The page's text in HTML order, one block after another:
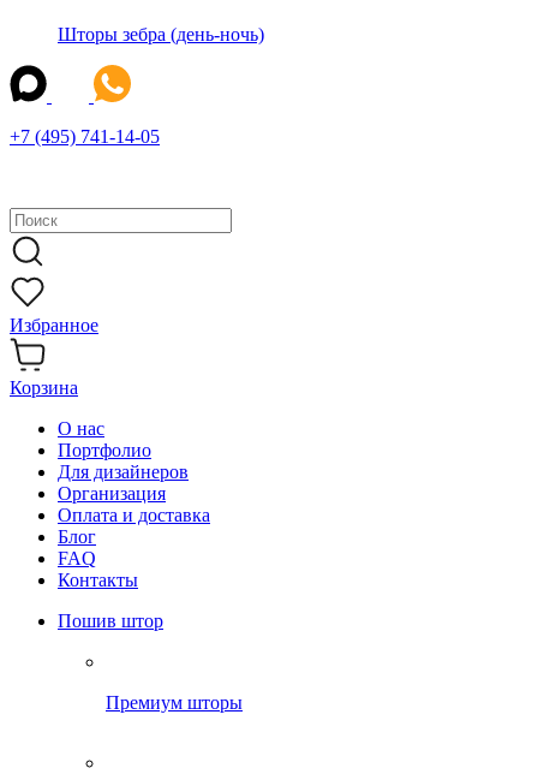
Шторы зебра (день-ночь)
+7 (495) 741-14-05
Избранное
Корзина
О нас
Портфолио
Для дизайнеров
Организация
Оплата и доставка
Блог
FAQ
Контакты
Пошив штор
Премиум шторы